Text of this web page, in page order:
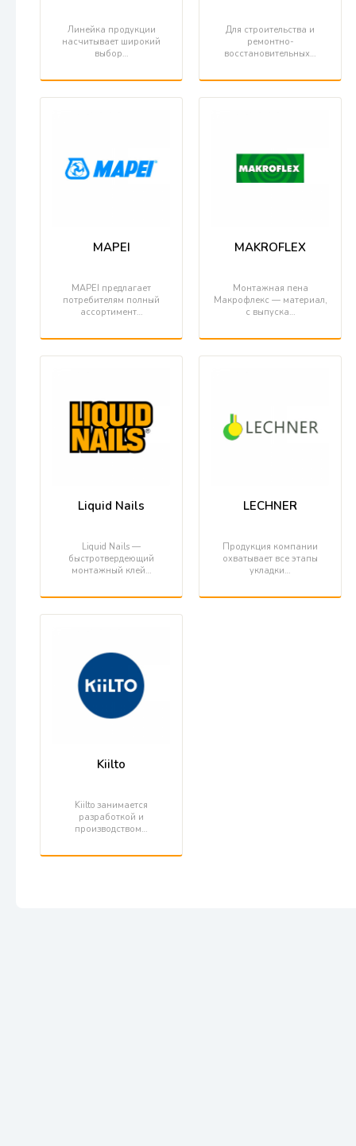
Линейка продукции
насчитывает широкий
выбор…
Для строительства и
ремонтно-
восстановительных…
MAPEI
MAPEI предлагает
потребителям полный
ассортимент…
MAKROFLEX
Монтажная пена
Макрофлекс — материал,
с выпуска…
Liquid Nails
Liquid Nails —
быстротвердеющий
монтажный клей…
LECHNER
Продукция компании
охватывает все этапы
укладки…
Kiilto
Kiilto занимается
разработкой и
производством…